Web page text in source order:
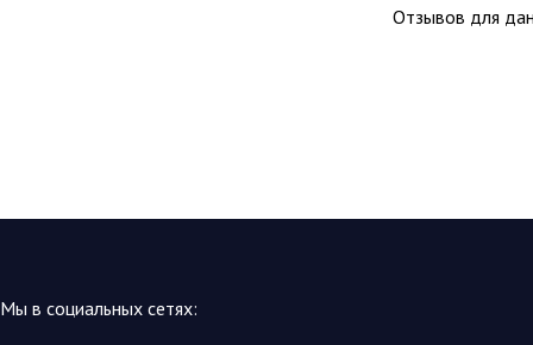
Отзывов для
Мы в социальных сетях: